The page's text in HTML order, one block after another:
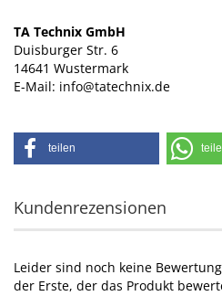
TA Technix GmbH
Duisburger Str. 6
14641 Wustermark
E-Mail: info@tatechnix.de
teilen
Kundenrezensionen
Leider sind noch keine
der Erste, der das Produkt